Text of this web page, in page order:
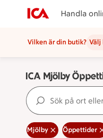
Handla
Vilken är din butik? Välj
ICA Mjölby
Mjölby Öppettider